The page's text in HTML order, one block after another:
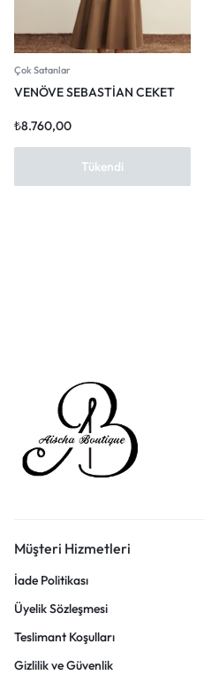
Çok Satanlar
VENÖVE SEBASTİAN CEKET
₺8.760,00
Tükendi
Müşteri Hizmetleri
İade Politikası
Üyelik Sözleşmesi
Teslimant Koşulları
Gizlilik ve Güvenlik